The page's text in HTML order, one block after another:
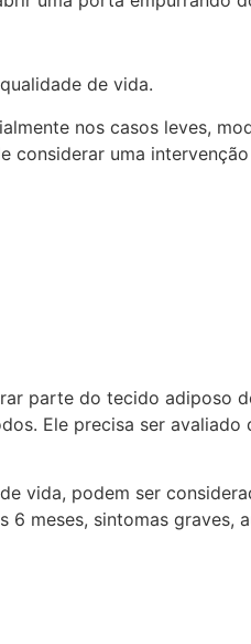
de vida.
nos casos leves,
considerar uma
parte do tecido adiposo
Ele precisa ser
vida, podem ser
meses, sintomas